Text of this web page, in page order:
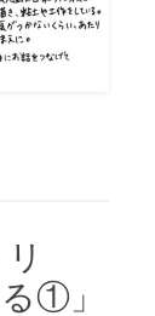
①」